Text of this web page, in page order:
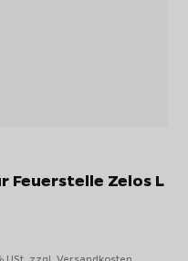
Feuerstelle Zelos L